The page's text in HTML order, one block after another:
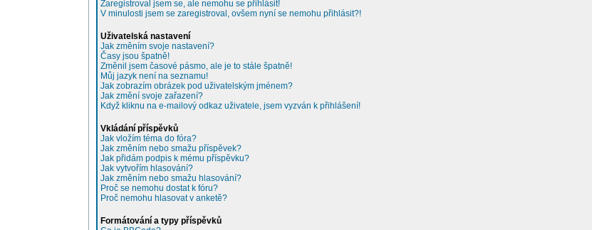
Zaregistroval jsem se, ale nemohu se přihlásit!
V minulosti jsem se zaregistroval, ovšem nyní se nemohu přihlásit?!
Uživatelská nastavení
Jak změním svoje nastavení?
Časy jsou špatně!
Změnil jsem časové pásmo, ale je to stále špatně!
Můj jazyk není na seznamu!
Jak zobrazím obrázek pod uživatelským jménem?
Jak změní svoje zařazení?
Když kliknu na e-mailový odkaz uživatele, jsem vyzván k přihlášení!
Vkládání příspěvků
Jak vložím téma do fóra?
Jak změním nebo smažu příspěvek?
Jak přidám podpis k mému příspěvku?
Jak vytvořím hlasování?
Jak změním nebo smažu hlasování?
Proč se nemohu dostat k fóru?
Proč nemohu hlasovat v anketě?
Formátování a typy příspěvků